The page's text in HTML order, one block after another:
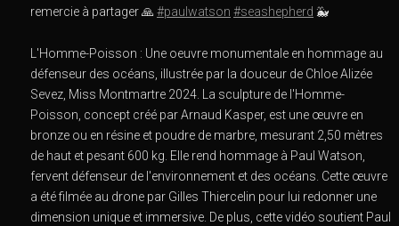
remercie à partager 🙏#paulwatson #seashepherd 🐳
L'Homme-Poisson : Une oeuvre monumentale en hommage au
défenseur des océans, illustrée par la douceur de Chloe Alizée
Sevez, Miss Montmartre 2024. La sculpture de l'Homme-
Poisson, concept créé par Arnaud Kasper, est une œuvre en
bronze ou en résine et poudre de marbre, mesurant 2,50 mètres
de haut et pesant 600 kg. Elle rend hommage à Paul Watson,
fervent défenseur de l'environnement et des océans. Cette œuvre
a été filmée au drone par Gilles Thiercelin pour lui redonner une
dimension unique et immersive. De plus, cette vidéo soutient Paul